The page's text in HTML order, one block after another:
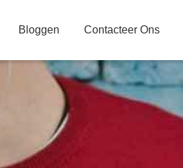
Bloggen Contacteer Ons